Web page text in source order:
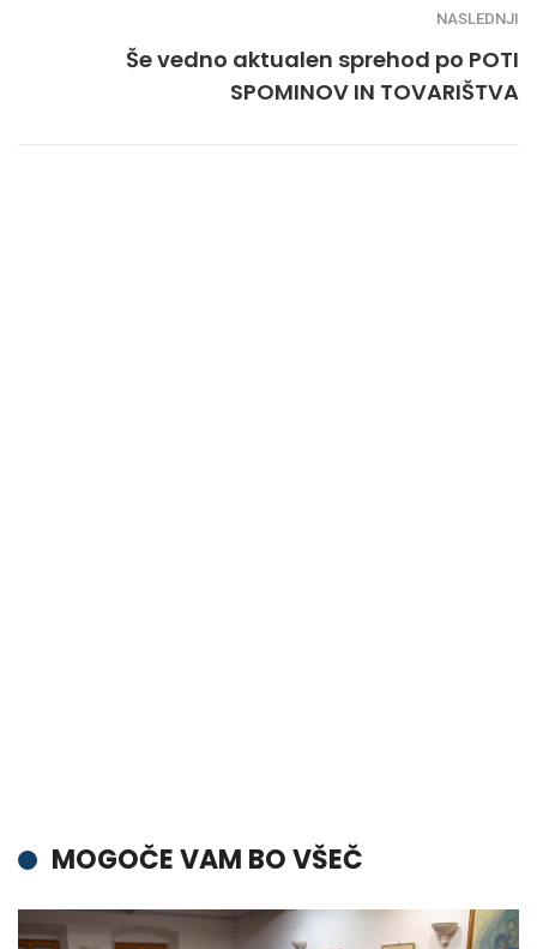
NASLEDNJI
Še vedno aktualen sprehod po POTI
SPOMINOV IN TOVARIŠTVA
MOGOČE VAM BO VŠEČ